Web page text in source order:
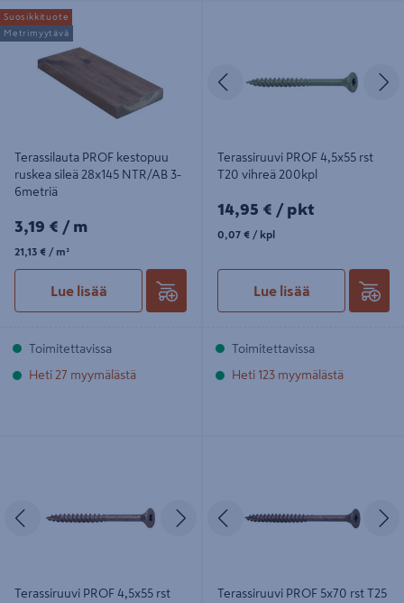
Terassilauta PROF kestopuu ruskea
sileä 28x145 NTR/AB 3-6metriä
Terassilauta PROF kestopuu
ruskea sileä 28x145 NTR/AB 3-
6metriä
3,19€/m
3,19 € / m
21,13€/m²
21,13 € / m²
Lue lisää
Suosikkituote
Metrimyytävä
Toimitettavissa
Heti 27 myymälästä
Terassiruuvi PROF 4,5x55 rst
T20 vihreä 200kpl
14,95€/pkt
14,95 € / pkt
0,07€/kpl
0,07 € / kpl
Lue lisää
Toimitettavissa
Heti 123 myymälästä
Seuraava
Terassiruuvi PROF 4,5x55 rst
Terassiruuvi PROF 5x70 rst T25